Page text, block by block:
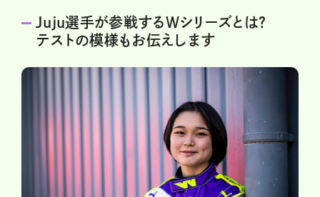
Juju選手が参戦するWシリーズとは？
テストの模様もお伝えします